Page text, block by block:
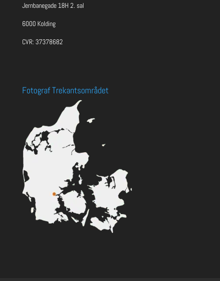
Jernbanegade 18H 2. sal
6000 Kolding
CVR: 37378682
Fotograf Trekantsområdet